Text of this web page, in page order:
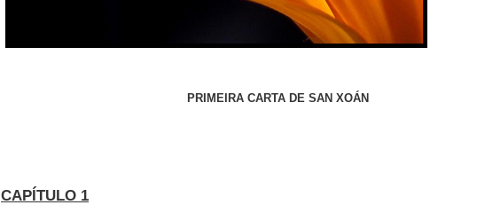
PRIMEIRA CARTA DE SAN XOÁN
CAPÍTULO 1